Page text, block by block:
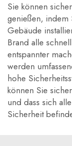
Sie können
genießen, indem
Gebäude
Brand alle
entspannter
werden
hohe
können Sie
und dass sich
Sicherheit